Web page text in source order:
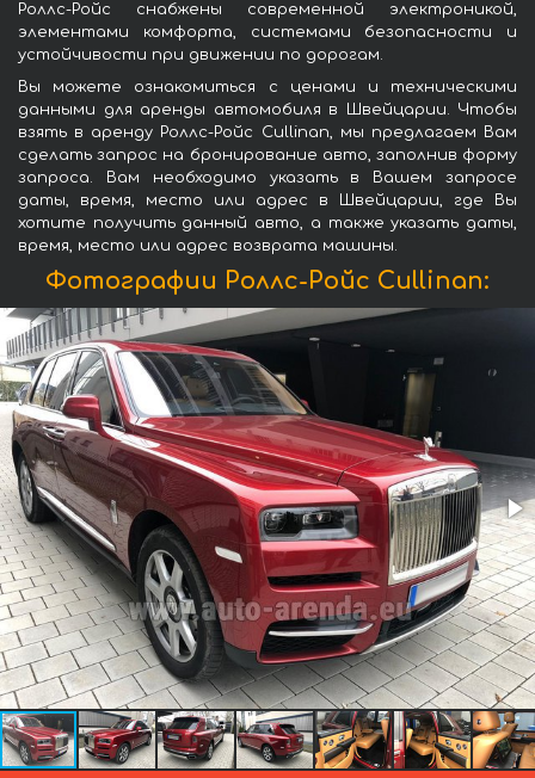
Роллс-Ройс снабжены современной электроникой,
элементами комфорта, системами безопасности и
устойчивости при движении по дорогам.
Вы можете ознакомиться с ценами и техническими
данными для аренды автомобиля в Швейцарии. Чтобы
взять в аренду Роллс-Ройс Cullinan, мы предлагаем Вам
сделать запрос на бронирование авто, заполнив форму
запроса. Вам необходимо указать в Вашем запросе
даты, время, место или адрес в Швейцарии, где Вы
хотите получить данный авто, а также указать даты,
время, место или адрес возврата машины.
Фотографии Роллс-Ройс Cullinan: